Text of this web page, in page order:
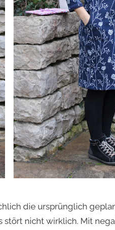
die ursprünglich
nicht wirklich. Mit